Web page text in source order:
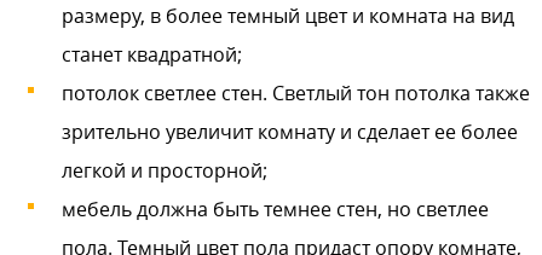
размеру, в более темный цвет и комната на вид
станет квадратной;
потолок светлее стен. Светлый тон потолка также
зрительно увеличит комнату и сделает ее более
легкой и просторной;
мебель должна быть темнее стен, но светлее
пола. Темный цвет пола придаст опору комнате,